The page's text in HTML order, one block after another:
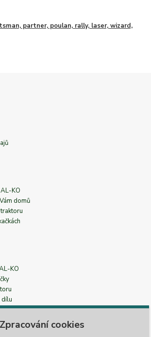
partner, poulan, rally, laser, wizard,
KO
domů
KO
dílu
Zpracování cookies